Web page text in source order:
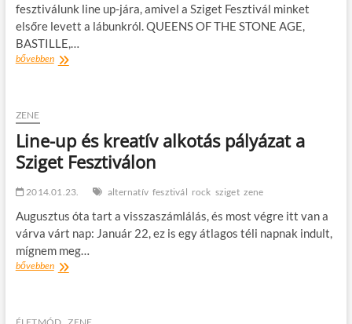
fesztiválunk line up-jára, amivel a Sziget Fesztivál minket
elsőre levett a lábunkról. QUEENS OF THE STONE AGE,
BASTILLE,…
bővebbenÚj
Sziget
fesztiválon!
ZENE
Line-up és kreatív alkotás pályázat a
Sziget Fesztiválon
2014.01.23. alternatív fesztivál rock sziget zene
Augusztus óta tart a visszaszámlálás, és most végre itt van a
várva várt nap: Január 22, ez is egy átlagos téli napnak indult,
mígnem meg…
bővebbenLine-
alkotás